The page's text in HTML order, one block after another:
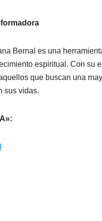
Bernal es una
espiritual. Con su
que buscan una
sus vidas.